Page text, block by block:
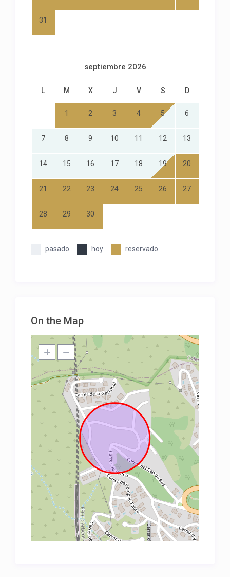
31
septiembre 2026
L M X J V S D
1 2 3 4 5 6
7 8 9 10 11 12 13
14 15 16 17 18 19 20
21 22 23 24 25 26 27
28 29 30
pasado hoy reservado
On the Map